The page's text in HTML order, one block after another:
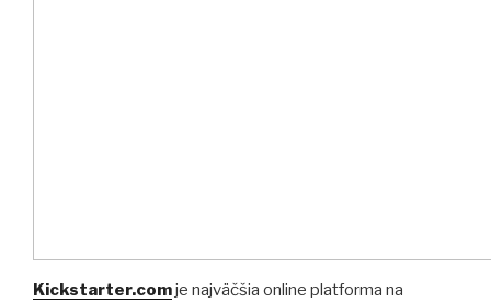
Kickstarter.comje najväčšia online platforma na